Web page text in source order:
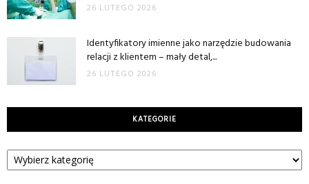
26 LUTEGO 2026
Identyfikatory imienne jako narzędzie budowania
relacji z klientem – mały detal,...
26 LUTEGO 2026
KATEGORIE
Kategorie